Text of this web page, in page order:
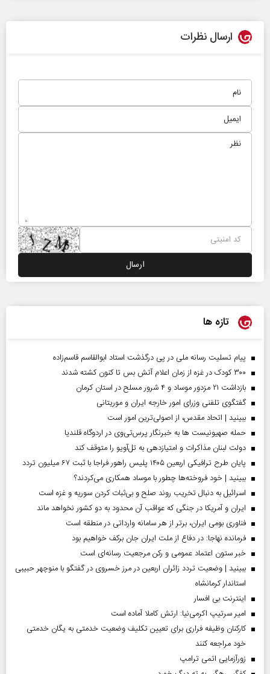
ارسال نظرات
تازه ها
پیام تسلیت رسانه ملی در پی درگذشت استاد ابوالقاسم قاسم‌زاده
۳۰۰ کودک در غزه از زمان اعلام آتش بس تا کنون کشته شدند
بازداشت ۲۱ مزدور موساد و ۴ شرور مسلح در استان کرمان
گفتگوی تلفنی وزرای امور خارجه ایران و موریتانی
ببینید | اتحاد مقدس، از اصولی‌ترین امور است
حمله صهیونیست ها به خبرنگار پرس‌تی‌وی در اردوگاه قلندیا
دولت لبنان مذاکرات و امتیازدهی به تل‌آویو را متوقف کند
پایان طرح ترافیکی اربعین ۱۴۰۵ پلیس راهور فراجا با ثبت ۶۷ میلیون تردد
ببینید | خود فروخته‌ها چطور با موساد همکاری می‌کردند؟
اسرائیل به دنبال تخریب روند صلح و بی‌ثبات کردن سوریه و غزه است
ایران و آمریکا در جنگی که عواقب آن محدود به دو کشور نخواهد ماند
فناوری بومی ایران، برتر از هر سامانه وارداتی در منطقه است
فرمانده نهاجا: در دفاع از ملت ایران جان برکف خواهیم بود
خبر ستون اعتماد عمومی و رکن مرجعیت رسانه‌ای است
ببینید | وضعیت تردد زائران اربعین در مرز خسروی در گفتگو با منوچهر حبیبی
استاندار کرمانشاه
اینترنت بی افسار
امیر سرتیپ اکرمی‌نیا: ارتش کاملا آماده است
کارکنان وظیفه فراری برای تعیین تکلیف وضعیت خدمتی به یگان خدمتی
خود مراجعه کنند
زورآزمایی اتمی ترامپ